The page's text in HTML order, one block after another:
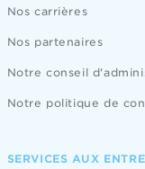
Nos carrières
Nos partenaires
Notre conseil
Notre politique de
SERVICES AUX